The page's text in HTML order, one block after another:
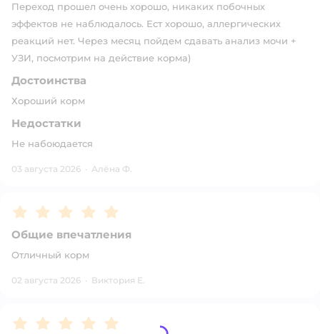
Переход прошел очень хорошо, никаких побочных
эффектов не наблюдалось. Ест хорошо, аллергических
реакций нет. Через месяц пойдем сдавать анализ мочи +
УЗИ, посмотрим на действие корма)
Достоинства
Хороший корм
Недостатки
Не набоюдается
03 августа 2026 · Алёна Ф.
Рейтинг:5
Общие впечатления
Отличный корм
02 августа 2026 · Виктория Е.
Рейтинг:5